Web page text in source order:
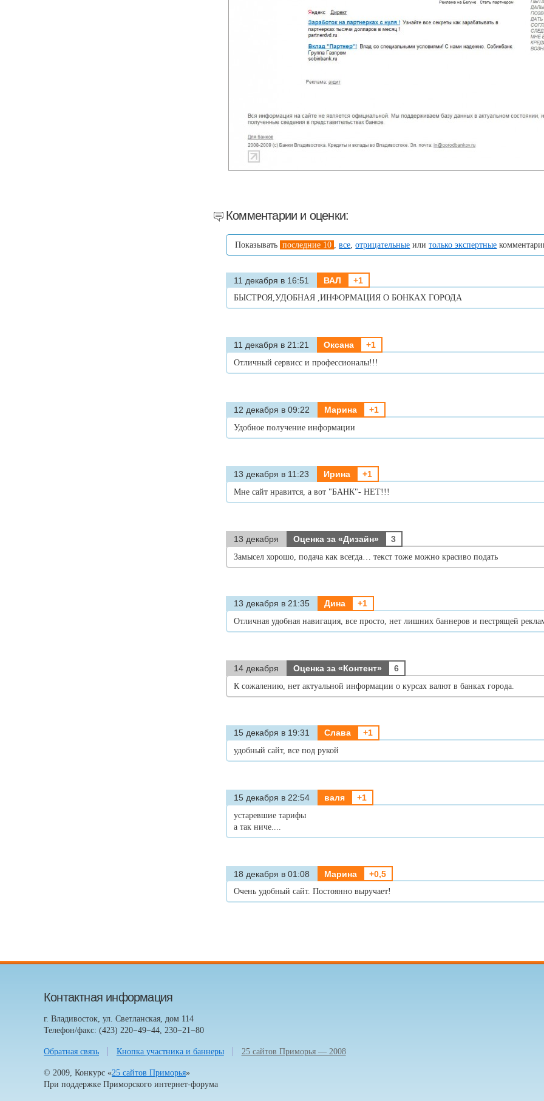
Комментарии и оценки:
Показывать последние 10 ,все ,отрицательные илитолько экспертные
11 декабря в 16:51 ВАЛ +1
БЫСТРОЯ,УДОБНАЯ ,ИНФОРМАЦИЯ О БОНКАХ ГОРОДА
11 декабря в 21:21 Оксана +1
Отличный сервисс и профессионалы!!!
12 декабря в 09:22 Марина +1
Удобное получение информации
13 декабря в 11:23 Ирина +1
Мне сайт нравится, а вот "БАНК"- НЕТ!!!
13 декабря Оценка за «Дизайн» 3
Замысел хорошо, подача как всегда… текст тоже можно красиво подать
13 декабря в 21:35 Дина +1
Отличная удобная навигация, все просто, нет лишних баннеров и пестрящей
14 декабря Оценка за «Контент» 6
К сожалению, нет актуальной информации о курсах валют в банках города.
15 декабря в 19:31 Слава +1
удобный сайт, все под рукой
15 декабря в 22:54 валя +1
устаревшие тарифы
а так ниче....
18 декабря в 01:08 Марина +0,5
Очень удобный сайт. Постоянно выручает!
Контактная информация
г. Владивосток, ул. Светланская, дом 114
Телефон/факс: (423) 220−49−44, 230−21−80
Обратная связь Кнопка участника и баннеры 25 сайтов Приморья — 2008
© 2009, Конкурс «25 сайтов Приморья»
При поддержке Приморского интернет-форума